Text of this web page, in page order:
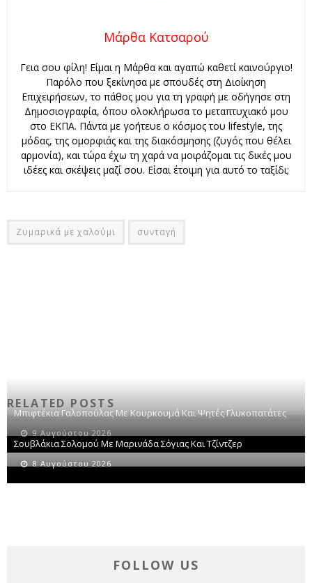
Μάρθα Κατσαρού
Γεια σου φίλη! Είμαι η Μάρθα και αγαπώ καθετί καινούργιο!
Παρόλο που ξεκίνησα με σπουδές στη Διοίκηση
Επιχειρήσεων, το πάθος μου για τη γραφή με οδήγησε στη
Δημοσιογραφία, όπου ολοκλήρωσα το μεταπτυχιακό μου
στο ΕΚΠΑ. Πάντα με γοήτευε ο κόσμος του lifestyle, της
μόδας, της ομορφιάς και της διακόσμησης (ζυγός που θέλει
αρμονία), και τώρα έχω τη χαρά να μοιράζομαι τις δικές μου
ιδέες και σκέψεις μαζί σου. Είσαι έτοιμη για αυτό το ταξίδι;
Ζυμαρικά με χαλούμι συνταγή
RELATED POSTS
Μπιφτέκια Γαλοπούλας Με Κουρκουμά Και Ψητές Γλυκοπατάτες
9 Αυγούστου 2026
Σουβλάκια Σολομού Με Μαρινάδα Σόγιας Και Τζίντζερ
8 Αυγούστου 2026
FOLLOW US